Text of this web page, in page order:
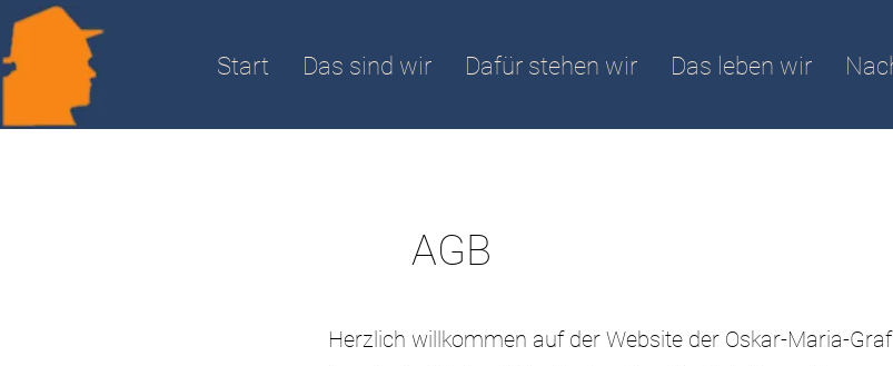
Start Das sind wir Dafür stehen wir Das leben wir
AGB
Herzlich willkommen auf der Website der Oskar-Maria-